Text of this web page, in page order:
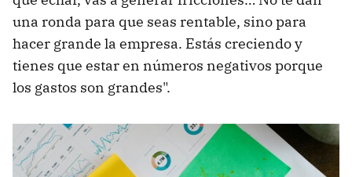
una ronda para que seas rentable, sino para
hacer grande la empresa. Estás creciendo y
tienes que estar en números negativos porque
los gastos son grandes".